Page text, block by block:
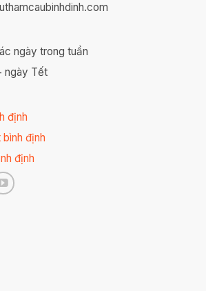
ngày trong tuần
ngày Tết
định
định
định